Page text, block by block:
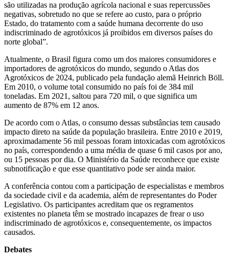
são utilizadas na produção agrícola nacional e suas repercussões
negativas, sobretudo no que se refere ao custo, para o próprio
Estado, do tratamento com a saúde humana decorrente do uso
indiscriminado de agrotóxicos já proibidos em diversos países do
norte global”.
Atualmente, o Brasil figura como um dos maiores consumidores e
importadores de agrotóxicos do mundo, segundo o Atlas dos
Agrotóxicos de 2024, publicado pela fundação alemã Heinrich Böll.
Em 2010, o volume total consumido no país foi de 384 mil
toneladas. Em 2021, saltou para 720 mil, o que significa um
aumento de 87% em 12 anos.
De acordo com o Atlas, o consumo dessas substâncias tem causado
impacto direto na saúde da população brasileira. Entre 2010 e 2019,
aproximadamente 56 mil pessoas foram intoxicadas com agrotóxicos
no país, correspondendo a uma média de quase 6 mil casos por ano,
ou 15 pessoas por dia. O Ministério da Saúde reconhece que existe
subnotificação e que esse quantitativo pode ser ainda maior.
A conferência contou com a participação de especialistas e membros
da sociedade civil e da academia, além de representantes do Poder
Legislativo. Os participantes acreditam que os regramentos
existentes no planeta têm se mostrado incapazes de frear o uso
indiscriminado de agrotóxicos e, consequentemente, os impactos
causados.
Debates